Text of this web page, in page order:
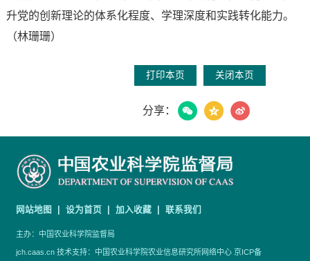
升党的创新理论的体系化程度、学理深度和实践转化能力。
（林珊珊）
打印本页 关闭本页
分享：
网站地图 | 设为首页 | 加入收藏 | 联系我们
主办：中国农业科学院监督局
jch.caas.cn 技术支持：中国农业科学院农业信息研究所网络中心京ICP备